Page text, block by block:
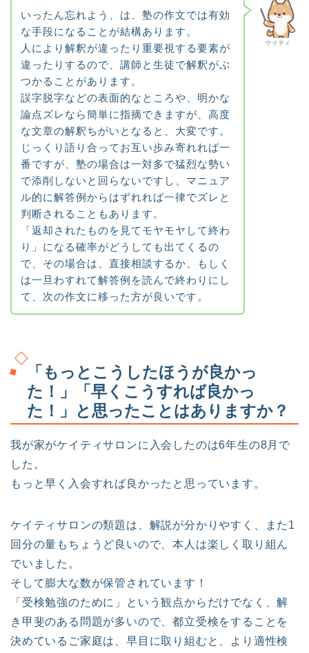
ケイティ
いったん忘れよう、は、塾の作文では有効
な手段になることが結構あります。
人により解釈が違ったり重要視する要素が
違ったりするので、講師と生徒で解釈がぶ
つかることがあります。
誤字脱字などの表面的なところや、明かな
論点ズレなら簡単に指摘できますが、高度
な文章の解釈ちがいとなると、大変です。
じっくり語り合ってお互い歩み寄れれば一
番ですが、塾の場合は一対多で猛烈な勢い
で添削しないと回らないですし、マニュア
ル的に解答例からはずれれば一律でズレと
判断されることもあります。
「返却されたものを見てモヤモヤして終わ
り」になる確率がどうしても出てくるの
で、その場合は、直接相談するか、もしく
は一旦わすれて解答例を読んで終わりにし
て、次の作文に移った方が良いです。
「もっとこうしたほうが良かっ
た！」「早くこうすれば良かっ
た！」と思ったことはありますか？
我が家がケイティサロンに入会したのは6年生の8月で
した。
もっと早く入会すれば良かったと思っています。
ケイティサロンの類題は、解説が分かりやすく、また1
回分の量もちょうど良いので、本人は楽しく取り組ん
でいました。
そして膨大な数が保管されています！
「受検勉強のために」という観点からだけでなく、解
き甲斐のある問題が多いので、都立受検をすることを
決めているご家庭は、早目に取り組むと、より適性検